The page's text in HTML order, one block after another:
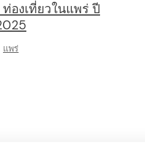
องเที่ยวในแพร่ ปี
แพร่